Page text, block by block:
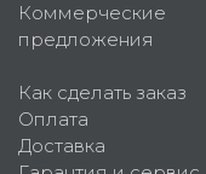
Коммерческие
предложения
Как сделать заказ
Оплата
Доставка